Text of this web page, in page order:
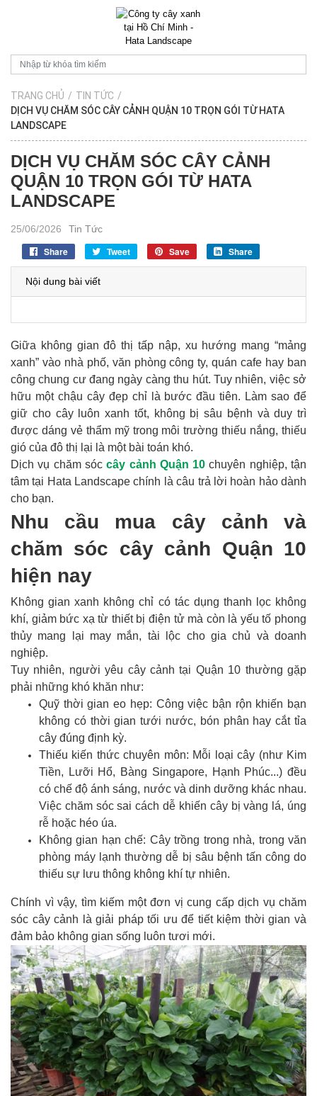
TRANG CHỦ / TIN TỨC /
DỊCH VỤ CHĂM SÓC CÂY CẢNH QUẬN 10 TRỌN GÓI TỪ HATA
LANDSCAPE
DỊCH VỤ CHĂM SÓC CÂY CẢNH
QUẬN 10 TRỌN GÓI TỪ HATA
LANDSCAPE
25/06/2026 Tin Tức
Share Tweet Save Share
Nội dung bài viết
Giữa không gian đô thị tấp nập, xu hướng mang “mảng
xanh” vào nhà phố, văn phòng công ty, quán cafe hay ban
công chung cư đang ngày càng thu hút. Tuy nhiên, việc sở
hữu một chậu cây đẹp chỉ là bước đầu tiên. Làm sao để
giữ cho cây luôn xanh tốt, không bị sâu bệnh và duy trì
được dáng vẻ thẩm mỹ trong môi trường thiếu nắng, thiếu
gió của đô thị lại là một bài toán khó.
Dịch vụ chăm sóccây cảnh Quận 10chuyên nghiệp, tận
tâm tại Hata Landscape chính là câu trả lời hoàn hảo dành
cho bạn.
Nhu cầu mua cây cảnh và
chăm sóc cây cảnh Quận 10
hiện nay
Không gian xanh không chỉ có tác dụng thanh lọc không
khí, giảm bức xạ từ thiết bị điện tử mà còn là yếu tố phong
thủy mang lại may mắn, tài lộc cho gia chủ và doanh
nghiệp.
Tuy nhiên, người yêu cây cảnh tại Quận 10 thường gặp
phải những khó khăn như:
Quỹ thời gian eo hẹp: Công việc bận rộn khiến bạn
không có thời gian tưới nước, bón phân hay cắt tỉa
cây đúng định kỳ.
Thiếu kiến thức chuyên môn: Mỗi loại cây (như Kim
Tiền, Lưỡi Hổ, Bàng Singapore, Hạnh Phúc...) đều
có chế độ ánh sáng, nước và dinh dưỡng khác nhau.
Việc chăm sóc sai cách dễ khiến cây bị vàng lá, úng
rễ hoặc héo úa.
Không gian hạn chế: Cây trồng trong nhà, trong văn
phòng máy lạnh thường dễ bị sâu bệnh tấn công do
thiếu sự lưu thông không khí tự nhiên.
Chính vì vậy, tìm kiếm một đơn vị cung cấp dịch vụ chăm
sóc cây cảnh là giải pháp tối ưu để tiết kiệm thời gian và
đảm bảo không gian sống luôn tươi mới.